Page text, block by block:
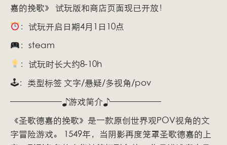
嘉的挽歌》 试玩版和商店页面现已开放！
：试玩开启日期4月1日10点
：steam
：试玩时长大约8-10h
🕹：类型标签 文字/悬疑/多视角/pov
——————♪游戏简介♪——————
《圣歌德嘉的挽歌》是一款原创世界观POV视角的文
字冒险游戏。 1549年，当阴影再度笼罩圣歌德嘉的上